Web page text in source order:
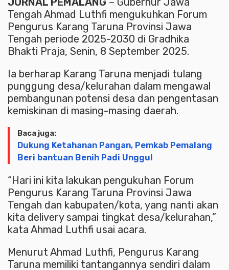
Tengah Ahmad Luthfi mengukuhkan Forum
Pengurus Karang Taruna Provinsi Jawa
Tengah periode 2025-2030 di Gradhika
Bhakti Praja, Senin, 8 September 2025.
Ia berharap Karang Taruna menjadi tulang
punggung desa/kelurahan dalam mengawal
pembangunan potensi desa dan pengentasan
kemiskinan di masing-masing daerah.
Baca juga:
Dukung Ketahanan Pangan, Pemkab Pemalang
Beri bantuan Benih Padi Unggul
“Hari ini kita lakukan pengukuhan Forum
Pengurus Karang Taruna Provinsi Jawa
Tengah dan kabupaten/kota, yang nanti akan
kita delivery sampai tingkat desa/kelurahan,”
kata Ahmad Luthfi usai acara.
Menurut Ahmad Luthfi, Pengurus Karang
Taruna memiliki tantangannya sendiri dalam